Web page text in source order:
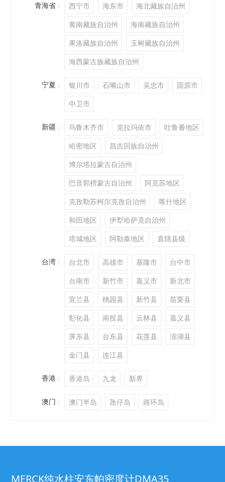
青海省 ： 西宁市 海东市
海北藏族自治州
黄南藏族自治州
海南藏族自治州
果洛藏族自治州
玉树藏族自治州
海西蒙古族藏族自治州
宁夏 ： 银川市 石嘴山市 吴忠市
固原市
中卫市
新疆 ： 乌鲁木齐市 克拉玛依市
吐鲁番地区
哈密地区
昌吉回族自治州
博尔塔拉蒙古自治州
巴音郭楞蒙古自治州
阿克苏地区
克孜勒苏柯尔克孜自治州
喀什地区
和田地区
伊犁哈萨克自治州
塔城地区
阿勒泰地区 直辖县级
台湾 ： 台北市 高雄市 基隆市
台中市
台南市
新竹市 嘉义市
新北市
宜兰县
桃园县 新竹县
苗栗县
彰化县
南投县 云林县
嘉义县
屏东县
台东县 花莲县
澎湖县
金门县
连江县
香港 ： 香港岛 九龙 新界
澳门 ： 澳门半岛 氹仔岛 路环岛
MERCK纯水柱安东帕密度计DMA35